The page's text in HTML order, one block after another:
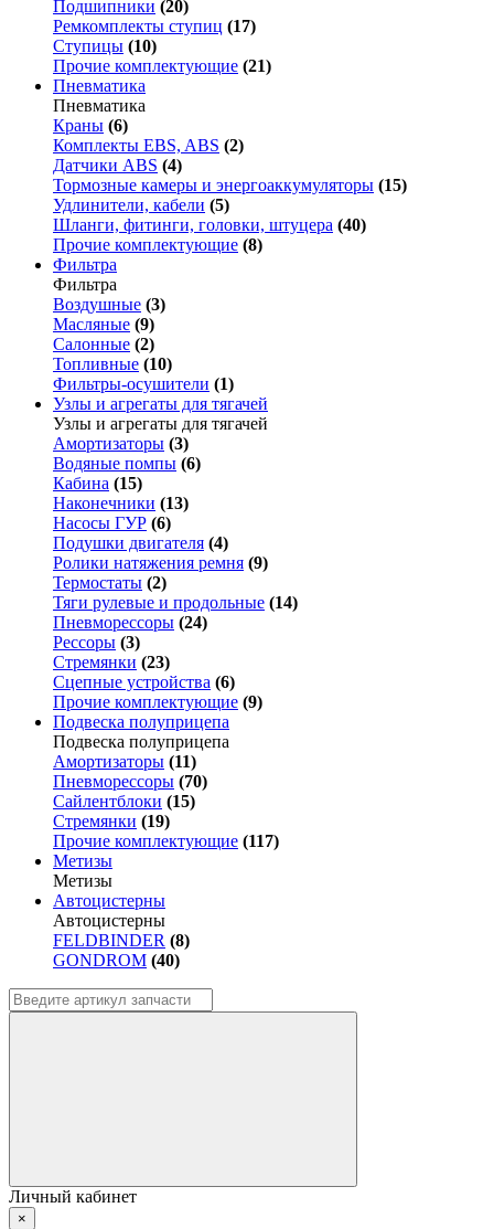
Подшипники (20)
Ремкомплекты ступиц (17)
Ступицы (10)
Прочие комплектующие (21)
Пневматика
Пневматика
Краны (6)
Комплекты EBS, ABS (2)
Датчики ABS (4)
Тормозные камеры и энергоаккумуляторы (15)
Удлинители, кабели (5)
Шланги, фитинги, головки, штуцера (40)
Прочие комплектующие (8)
Фильтра
Фильтра
Воздушные (3)
Масляные (9)
Салонные (2)
Топливные (10)
Фильтры-осушители (1)
Узлы и агрегаты для тягачей
Узлы и агрегаты для тягачей
Амортизаторы (3)
Водяные помпы (6)
Кабина (15)
Наконечники (13)
Насосы ГУР (6)
Подушки двигателя (4)
Ролики натяжения ремня (9)
Термостаты (2)
Тяги рулевые и продольные (14)
Пневморессоры (24)
Рессоры (3)
Стремянки (23)
Сцепные устройства (6)
Прочие комплектующие (9)
Подвеска полуприцепа
Подвеска полуприцепа
Амортизаторы (11)
Пневморессоры (70)
Сайлентблоки (15)
Стремянки (19)
Прочие комплектующие (117)
Метизы
Метизы
Автоцистерны
Автоцистерны
FELDBINDER (8)
GONDROM (40)
Личный кабинет
×